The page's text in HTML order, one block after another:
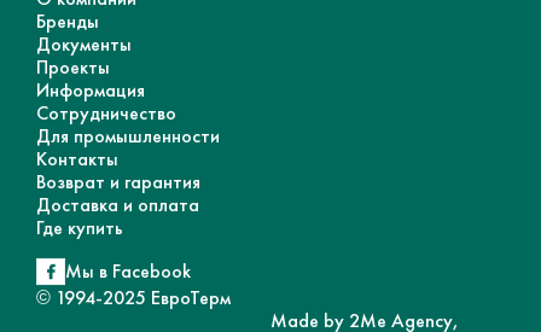
Бренды
Документы
Проекты
Информация
Сотрудничество
Для промышленности
Контакты
Возврат и гарантия
Доставка и оплата
Где купить
Мы в Facebook
© 1994-2025 ЕвроТерм
Made by 2Me Agency,